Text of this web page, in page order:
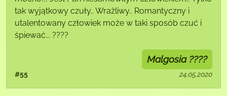
tak wyjątkowy czuły.. Wrażliwy.. Romantyczny i
utalentowany człowiek może w taki sposób czuć i
śpiewać... ????
#55
Malgosia ????
24.05.2020